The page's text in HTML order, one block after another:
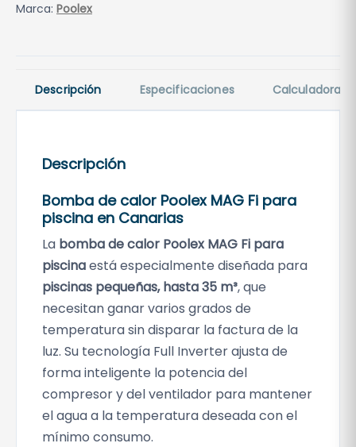
Marca: Poolex
Descripción Especificaciones Calculadora
Descripción
Bomba de calor Poolex MAG Fi para
piscina en Canarias
La bomba de calor Poolex MAG Fi para
piscinaestá especialmente diseñada para
piscinas pequeñas, hasta 35 m³, que
necesitan ganar varios grados de
temperatura sin disparar la factura de la
luz. Su tecnología Full Inverter ajusta de
forma inteligente la potencia del
compresor y del ventilador para mantener
el agua a la temperatura deseada con el
mínimo consumo.